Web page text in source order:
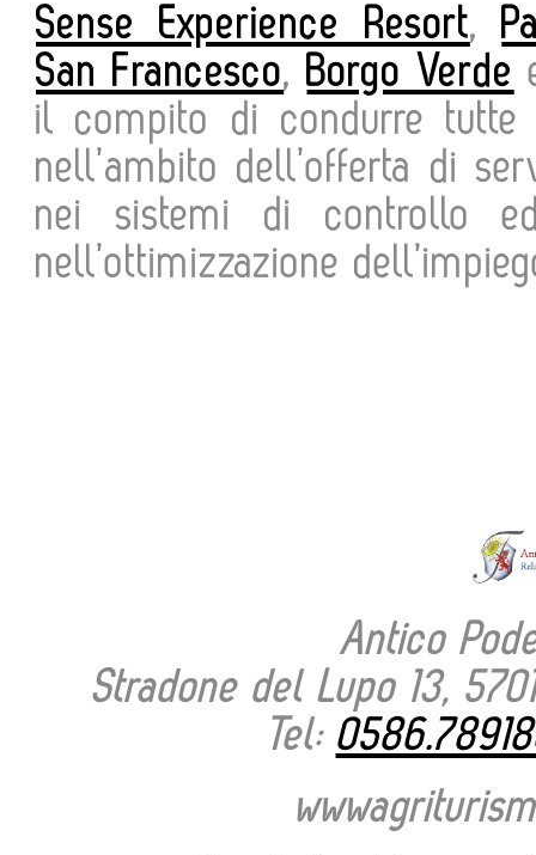
Sense Experience Resort,
San Francesco,Borgo Verde
il compito di condurre tutte
nell’ambito dell’offerta di
nei sistemi di controllo
nell’ottimizzazione
Antico
Stradone del Lupo 13,
Tel: